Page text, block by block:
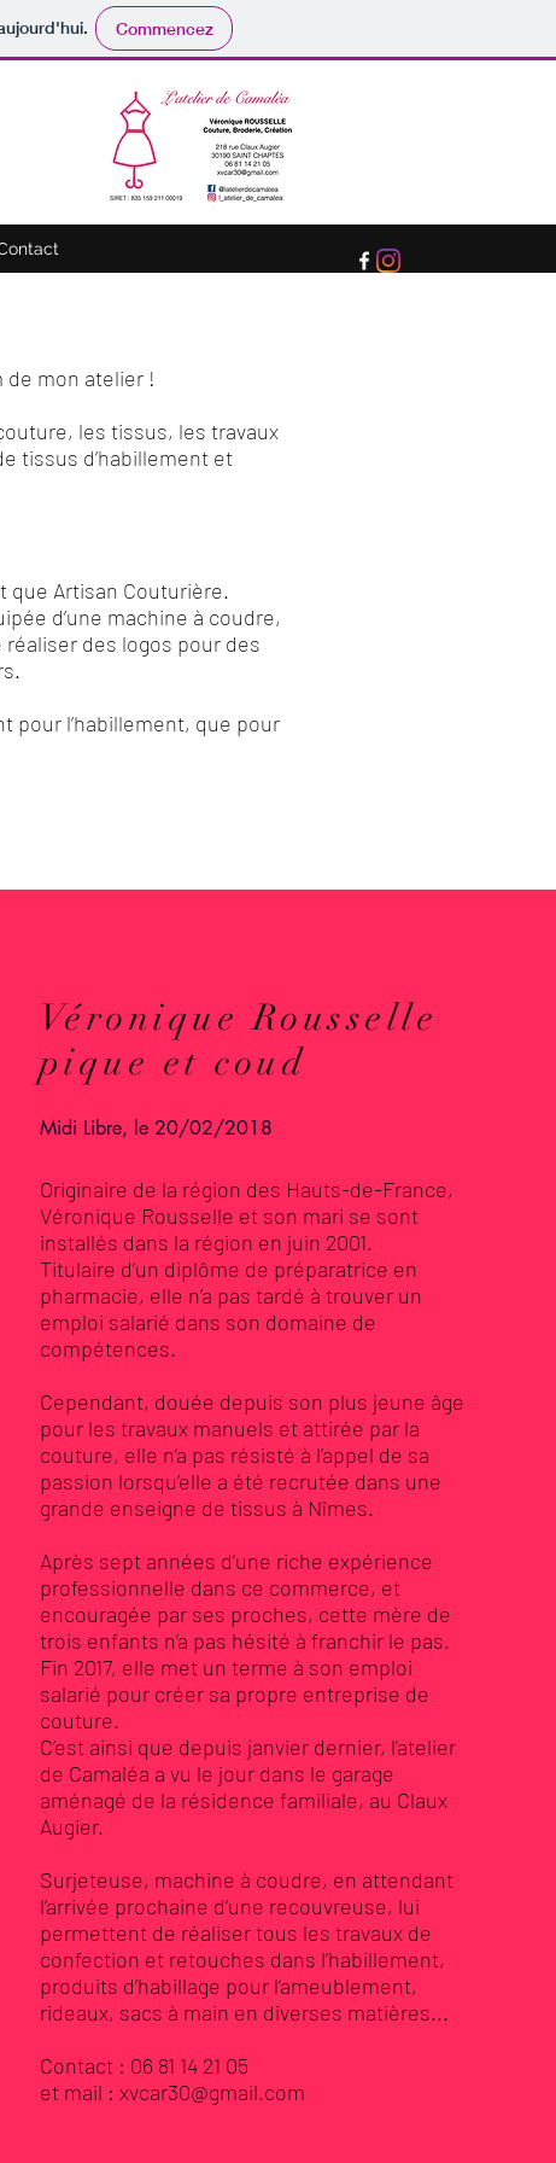
Commencez
de mon atelier !
les tissus, les travaux
tissus d’habillement et
que Artisan Couturière.
d’une machine à coudre,
des logos pour des
pour l’habillement, que pour
Véronique Rousselle
pique et coud
Midi Libre, le 20/02/2018
Originaire de la région des Hauts-de-France,
Véronique Rousselle et son mari se sont
installés dans la région en juin 2001.
Titulaire d’un diplôme de préparatrice en
pharmacie, elle n’a pas tardé à trouver un
emploi salarié dans son domaine de
compétences.
Cependant, douée depuis son plus jeune âge
pour les travaux manuels et attirée par la
couture, elle n’a pas résisté à l’appel de sa
passion lorsqu’elle a été recrutée dans une
grande enseigne de tissus à Nîmes.
Après sept années d’une riche expérience
professionnelle dans ce commerce, et
encouragée par ses proches, cette mère de
trois enfants n’a pas hésité à franchir le pas.
Fin 2017, elle met un terme à son emploi
salarié pour créer sa propre entreprise de
couture.
C’est ainsi que depuis janvier dernier, l’atelier
de Camaléa a vu le jour dans le garage
aménagé de la résidence familiale, au Claux
Augier.
Surjeteuse, machine à coudre, en attendant
l’arrivée prochaine d’une recouvreuse, lui
permettent de réaliser tous les travaux de
confection et retouches dans l’habillement,
produits d’habillage pour l’ameublement,
rideaux, sacs à main en diverses matières...
Contact : 06 81 14 21 05
et mail : xvcar30@gmail.com